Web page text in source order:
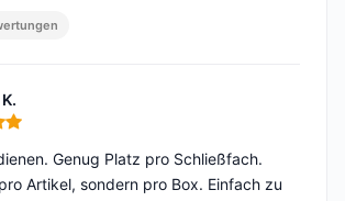
5 von 5
Genug Platz pro Schließfach.
Artikel, sondern pro Box. Einfach zu